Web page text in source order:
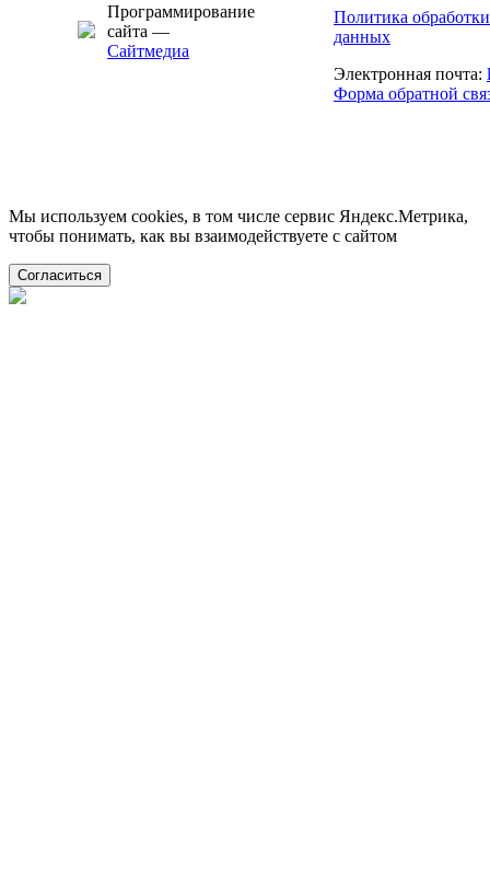
Программирование
сайта —
Сайтмедиа
Политика
данных
Электронная почта:
Форма обратной
Мы используем cookies, в том числе сервис Яндекс.Метрика,
чтобы понимать, как вы взаимодействуете с сайтом
Согласиться